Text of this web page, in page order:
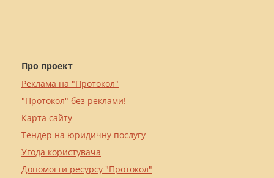
Про проект
Реклама на "Протокол"
"Протокол" без реклами!
Карта сайту
Тендер на юридичну послугу
Угода користувача
Допомогти ресурсу "Протокол"